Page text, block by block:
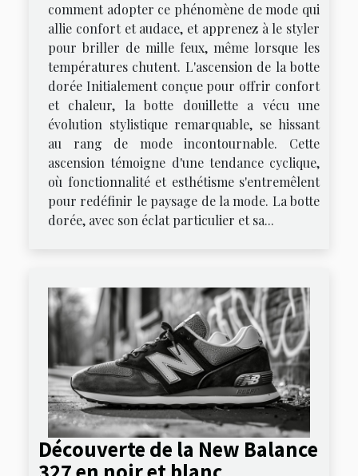
comment adopter ce phénomène de mode qui
allie confort et audace, et apprenez à le styler
pour briller de mille feux, même lorsque les
températures chutent. L'ascension de la botte
dorée Initialement conçue pour offrir confort
et chaleur, la botte douillette a vécu une
évolution stylistique remarquable, se hissant
au rang de mode incontournable. Cette
ascension témoigne d'une tendance cyclique,
où fonctionnalité et esthétisme s'entremêlent
pour redéfinir le paysage de la mode. La botte
dorée, avec son éclat particulier et sa...
Découverte de la New Balance